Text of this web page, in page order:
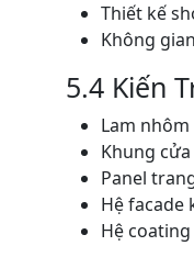
Thiết kế
Không
5.4 Kiến
Lam nhôm
Khung cửa
Panel
Hệ facade
Hệ